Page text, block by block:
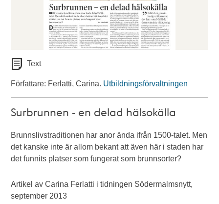
Text
Författare: Ferlatti, Carina. Utbildningsförvaltningen
Surbrunnen - en delad hälsokälla
Brunnslivstraditionen har anor ända ifrån 1500-talet. Men
det kanske inte är allom bekant att även här i staden har
det funnits platser som fungerat som brunnsorter?
Artikel av Carina Ferlatti i tidningen Södermalmsnytt,
september 2013